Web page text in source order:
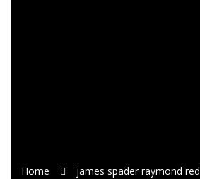
Home james spader raymond